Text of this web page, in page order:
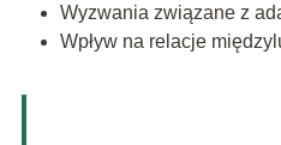
Wyzwania związane z
Wpływ na relacje